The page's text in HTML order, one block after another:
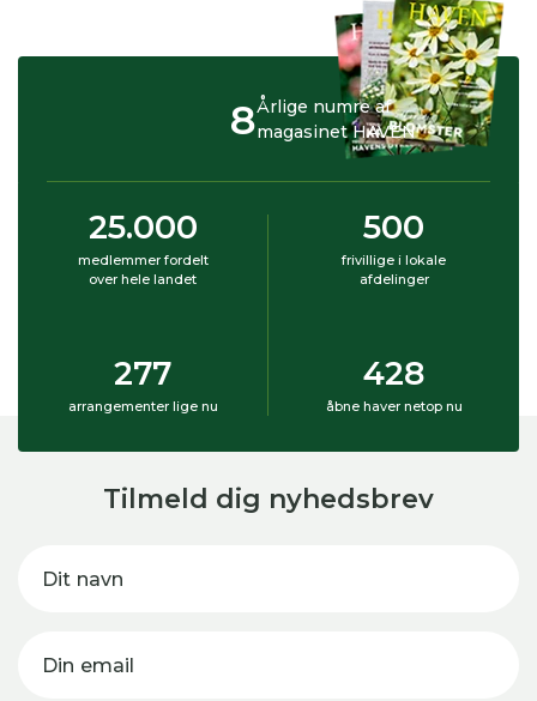
Årlige numre af
magasinet HAVEN
8
25.000
medlemmer fordelt
over hele landet
500
frivillige i lokale
afdelinger
277
arrangementer lige nu
428
åbne haver netop nu
Tilmeld dig nyhedsbrev
Dit navn
Din email